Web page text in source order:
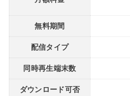
無料期間
配信タイプ
同時再生端末数
ダウンロード可否